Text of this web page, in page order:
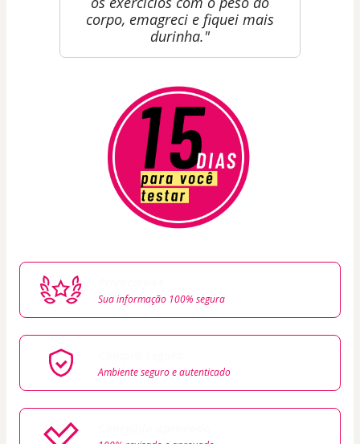
corpo, emagreci e fiquei mais
durinha."
Sua informação 100% segura
Ambiente seguro e autenticado